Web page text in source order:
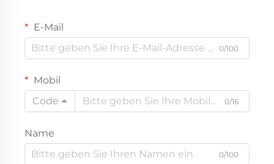
E-Mail
0/100
Mobil
Code
0/16
Name
0/100